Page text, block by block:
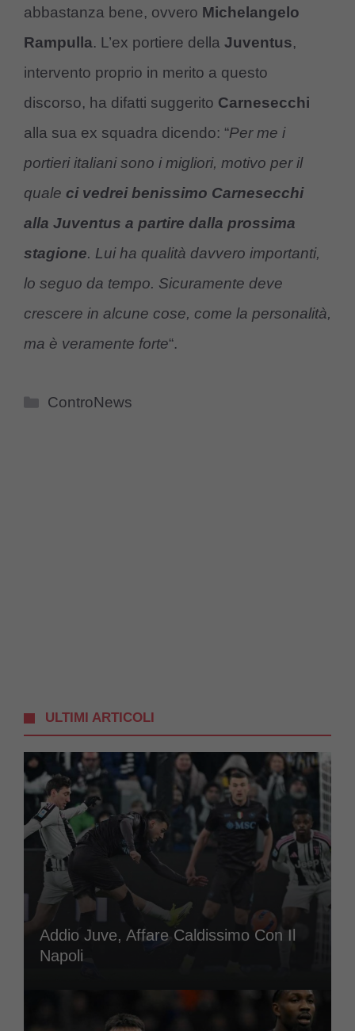
abbastanza bene, ovvero Michelangelo
Rampulla. L’ex portiere della Juventus,
intervento proprio in merito a questo
discorso, ha difatti suggerito Carnesecchi
alla sua ex squadra dicendo: “Per me i
portieri italiani sono i migliori, motivo per il
quale ci vedrei benissimo Carnesecchi
alla Juventus a partire dalla prossima
stagione. Lui ha qualità davvero importanti,
lo seguo da tempo. Sicuramente deve
crescere in alcune cose, come la personalità,
ma è veramente forte“.
Categorie
ControNews
ULTIMI ARTICOLI
Addio Juve, Affare Caldissimo Con Il
Napoli